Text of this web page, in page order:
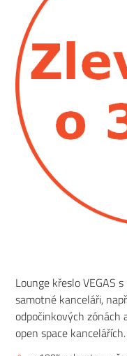
Lounge křeslo VEGAS
samotné kanceláři,
odpočinkových zónách
open space kancelářích.